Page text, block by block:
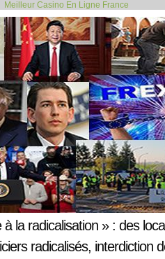
Meilleur Casino En Ligne France
«l’annexion»... >>
la radicalisation » : des
radicalisés, interdiction